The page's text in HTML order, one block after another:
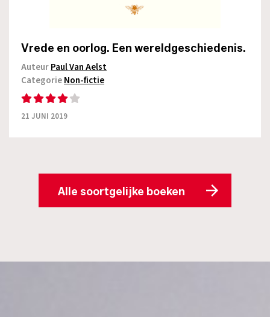
Vrede en oorlog. Een wereldgeschiedenis.
AuteurPaul Van Aelst
CategorieNon-fictie
21 JUNI 2019
Alle soortgelijke boeken